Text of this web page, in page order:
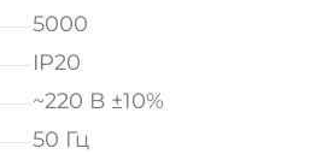
5000
IP20
~220 В ±10%
50 Гц